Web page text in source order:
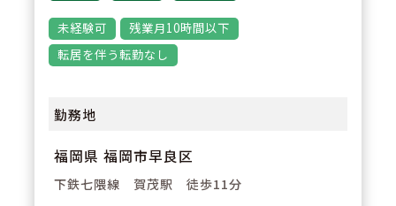
です。
3
もちろん、忘年会・新年会・歓送
迎会など、各店舗～全社単位での
未経験可
残業月10時間以下
転居を伴う転勤なし
勤務地
福岡県 福岡市早良区
下鉄七隈線 賀茂駅 徒歩11分